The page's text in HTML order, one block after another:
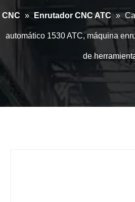
CNC » Enrutador CNC ATC »
automático 1530 ATC, máquina
de